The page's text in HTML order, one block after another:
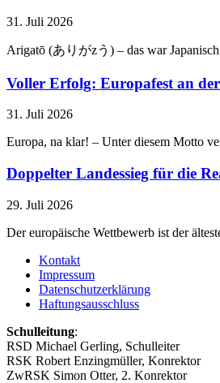
31. Juli 2026
Arigatō (ありがzう) – das war
Voller Erfolg: Europafest an
31. Juli 2026
Europa, na klar! – Unter diesem Motto
Doppelter Landessieg für die
29. Juli 2026
Der europäische Wettbewerb ist der
Kontakt
Impressum
Datenschutzerklärung
Haftungsausschluss
Schulleitung:
RSD Michael Gerling, Schulleiter
RSK Robert Enzingmüller, Konrektor
ZwRSK Simon Otter, 2. Konrektor